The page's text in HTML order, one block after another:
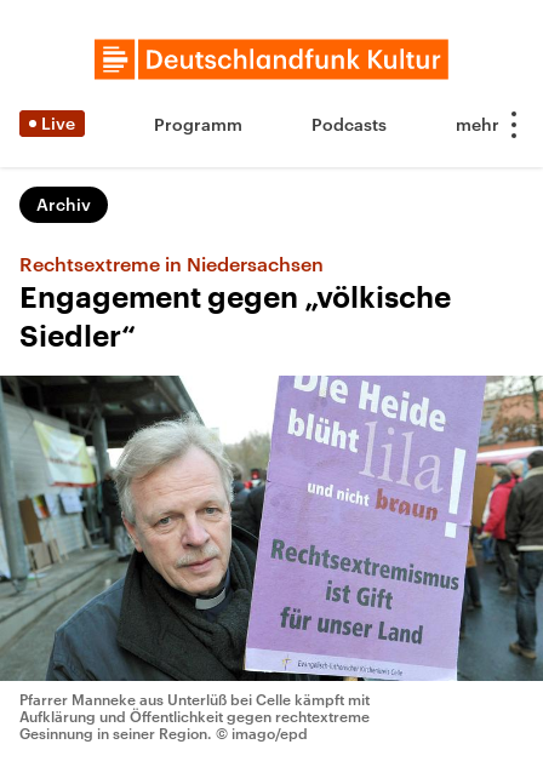
Live Programm Podcasts
Archiv
Rechtsextreme in Niedersachsen
Engagement gegen „völkische
Siedler“
Pfarrer Manneke aus Unterlüß bei Celle kämpft mit
Aufklärung und Öffentlichkeit gegen rechtextreme
Gesinnung in seiner Region. © imago/epd